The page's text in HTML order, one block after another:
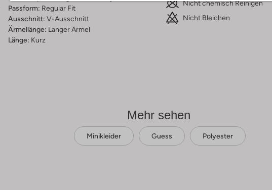
Passform: Regular Fit
Ausschnitt: V-Ausschnitt
Ärmellänge: Langer Ärmel
Länge: Kurz
Nicht chemisch Reinigen
Nicht Bleichen
Mehr sehen
Minikleider Guess Polyester